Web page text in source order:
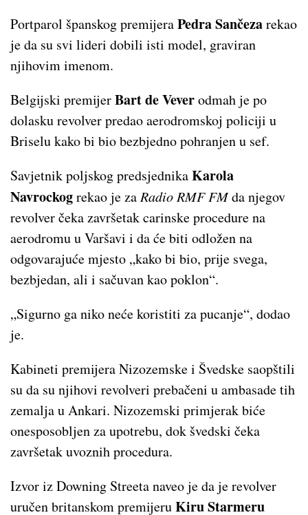
Portparol španskog premijeraPedra Sančezarekao
je da su svi lideri dobili isti model, graviran
njihovim imenom.
Belgijski premijerBart de Veverodmah je po
dolasku revolver predao aerodromskoj policiji u
Briselu kako bi bio bezbjedno pohranjen u sef.
Savjetnik poljskog predsjednikaKarola
Navrockogrekao je za Radio RMF FMda njegov
revolver čeka završetak carinske procedure na
aerodromu u Varšavi i da će biti odložen na
odgovarajuće mjesto „kako bi bio, prije svega,
bezbjedan, ali i sačuvan kao poklon“.
„Sigurno ga niko neće koristiti za pucanje“, dodao
je.
Kabineti premijera Nizozemske i Švedske saopštili
su da su njihovi revolveri prebačeni u ambasade tih
zemalja u Ankari. Nizozemski primjerak biće
onesposobljen za upotrebu, dok švedski čeka
završetak uvoznih procedura.
Izvor iz Downing Streeta naveo je da je revolver
uručen britanskom premijeruKiru Starmeru